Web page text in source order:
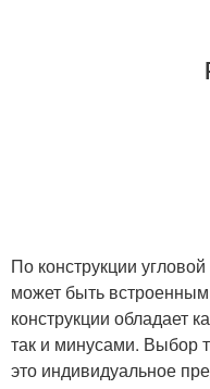
По конструкции
может быть
конструкции обладает
так и минусами. Выбор
это индивидуальное